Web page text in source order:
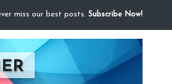
miss our best posts. Subscribe Now!